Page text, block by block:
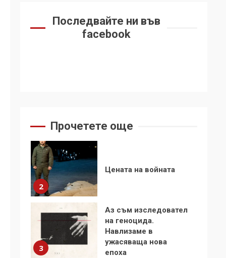
Последвайте ни във
facebook
Прочетете още
Удължаването на
1
стъпки от 1972 г.
2
Цената на войната
3
Аз съм изследовател
на геноцида.
Навлизаме в
ужасяваща нова
епоха